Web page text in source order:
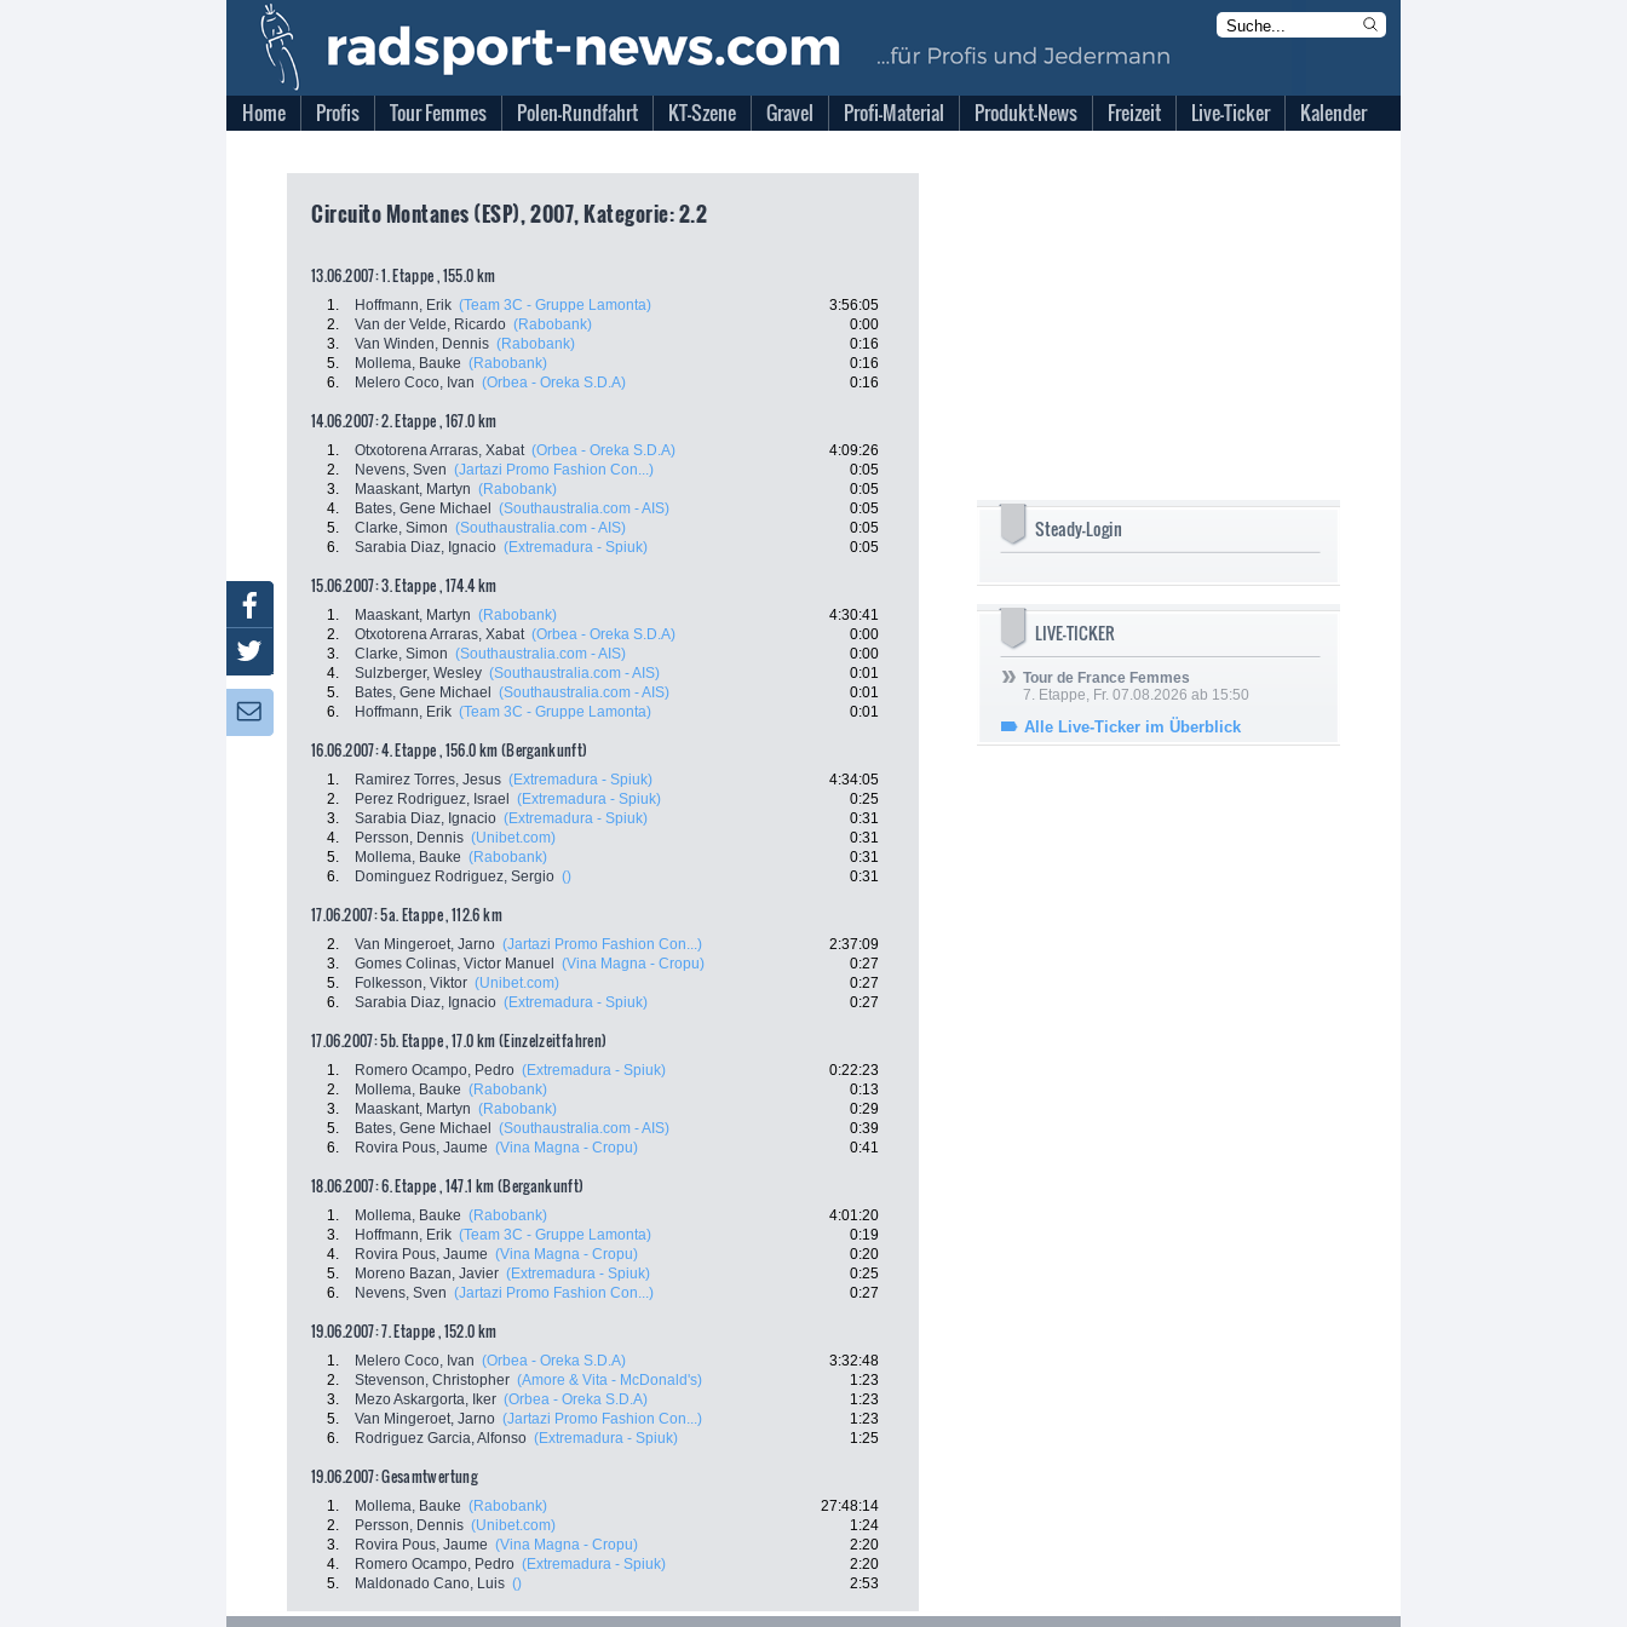
Home Profis Tour Femmes Polen-Rundfahrt KT-Szene Gravel Profi-Material Produkt-News Freizeit Live-Ticker Kalender
Circuito Montanes (ESP), 2007, Kategorie: 2.2
13.06.2007: 1. Etappe , 155.0 km
1. Hoffmann, Erik (Team 3C - Gruppe Lamonta)
3:56:05
2.
Van der Velde, Ricardo (Rabobank)
0:00
3.
Van Winden, Dennis (Rabobank)
0:16
5.
Mollema, Bauke (Rabobank)
0:16
6.
Melero Coco, Ivan (Orbea - Oreka S.D.A) 0:16
14.06.2007: 2. Etappe , 167.0 km
1. Otxotorena Arraras, Xabat (Orbea - Oreka S.D.A)
4:09:26
2.
Nevens, Sven (Jartazi Promo Fashion Con...)
0:05
3.
Maaskant, Martyn (Rabobank)
0:05
4.
Bates, Gene Michael (Southaustralia.com - AIS)
0:05
5.
Clarke, Simon (Southaustralia.com - AIS)
0:05
6.
Sarabia Diaz, Ignacio (Extremadura - Spiuk) 0:05
15.06.2007: 3. Etappe , 174.4 km
1. Maaskant, Martyn (Rabobank)
4:30:41
2.
Otxotorena Arraras, Xabat (Orbea - Oreka S.D.A)
0:00
3.
Clarke, Simon (Southaustralia.com - AIS)
0:00
4.
Sulzberger, Wesley (Southaustralia.com - AIS)
0:01
5.
Bates, Gene Michael (Southaustralia.com - AIS)
0:01
6.
Hoffmann, Erik (Team 3C - Gruppe Lamonta) 0:01
16.06.2007: 4. Etappe , 156.0 km (Bergankunft)
1. Ramirez Torres, Jesus (Extremadura - Spiuk)
4:34:05
2.
Perez Rodriguez, Israel (Extremadura - Spiuk)
0:25
3.
Sarabia Diaz, Ignacio (Extremadura - Spiuk)
0:31
4.
Persson, Dennis (Unibet.com)
0:31
5.
Mollema, Bauke (Rabobank)
0:31
6.
Dominguez Rodriguez, Sergio () 0:31
17.06.2007: 5a. Etappe , 112.6 km
2. Van Mingeroet, Jarno (Jartazi Promo Fashion Con...)
2:37:09
3.
Gomes Colinas, Victor Manuel (Vina Magna - Cropu)
0:27
5.
Folkesson, Viktor (Unibet.com)
0:27
6.
Sarabia Diaz, Ignacio (Extremadura - Spiuk) 0:27
17.06.2007: 5b. Etappe , 17.0 km (Einzelzeitfahren)
1. Romero Ocampo, Pedro (Extremadura - Spiuk)
0:22:23
2.
Mollema, Bauke (Rabobank)
0:13
3.
Maaskant, Martyn (Rabobank)
0:29
5.
Bates, Gene Michael (Southaustralia.com - AIS)
0:39
6.
Rovira Pous, Jaume (Vina Magna - Cropu) 0:41
18.06.2007: 6. Etappe , 147.1 km (Bergankunft)
1. Mollema, Bauke (Rabobank)
4:01:20
3.
Hoffmann, Erik (Team 3C - Gruppe Lamonta)
0:19
4.
Rovira Pous, Jaume (Vina Magna - Cropu)
0:20
5.
Moreno Bazan, Javier (Extremadura - Spiuk)
0:25
6.
Nevens, Sven (Jartazi Promo Fashion Con...) 0:27
19.06.2007: 7. Etappe , 152.0 km
1. Melero Coco, Ivan (Orbea - Oreka S.D.A)
3:32:48
2.
Stevenson, Christopher (Amore & Vita - McDonald's)
1:23
3.
Mezo Askargorta, Iker (Orbea - Oreka S.D.A)
1:23
5.
Van Mingeroet, Jarno (Jartazi Promo Fashion Con...)
1:23
6.
Rodriguez Garcia, Alfonso (Extremadura - Spiuk) 1:25
19.06.2007: Gesamtwertung
1. Mollema, Bauke (Rabobank)
27:48:14
2.
Persson, Dennis (Unibet.com)
1:24
3.
Rovira Pous, Jaume (Vina Magna - Cropu)
2:20
4.
Romero Ocampo, Pedro (Extremadura - Spiuk)
2:20
5.
Maldonado Cano, Luis () 2:53
Steady-Login
LIVE-TICKER
Tour de France Femmes
7. Etappe, Fr. 07.08.2026 ab 15:50
Alle Live-Ticker im Überblick
Twitter
Newsletter: